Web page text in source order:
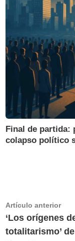
Final de partida:
colapso político
Navegación
de
entradas
Artículo anterior
‘Los orígenes
totalitarismo’